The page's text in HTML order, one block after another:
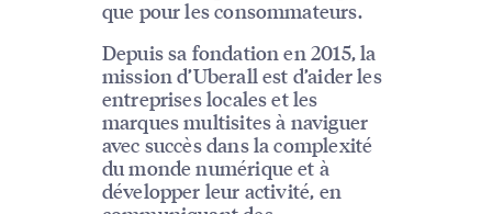
que pour les consommateurs.
Depuis sa fondation en 2015, la
mission d’Uberall est d’aider les
entreprises locales et les
marques multisites à naviguer
avec succès dans la complexité
du monde numérique et à
développer leur activité, en